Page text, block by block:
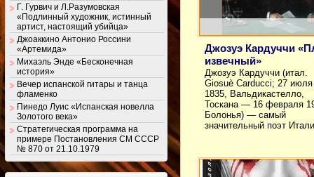
Джозуэ Кардуччи
извечный»
Джозуэ Кардуччи (итал.
Giosuè Carducci; 27 июля
1835, Вальдикастелло,
Тоскана — 16 февраля
Болонья) — самый
значительный поэт
Г. Гурвич и Л.Разумовская
«Подлинный художник, истинный
артист, настоящий убийца»
Джоаккино Антонио Россини
«Артемида»
Михаэль Энде «Бесконечная
история»
Вечер испанской гитары и танца
фламенко
Пинедо Луис «Испанская новелла
Золотого века»
Стратегическая программа на
примере Постановления СМ СССР
№ 870 от 21.10.1979